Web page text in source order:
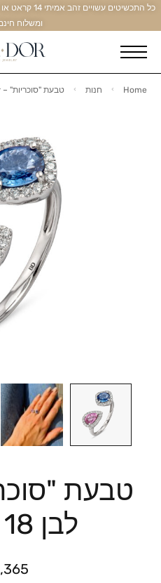
כל התכשיטים
ומשלוח
Home חנות טבעת "סוכריות" – זהב
טבעת
לבן 18 קראט